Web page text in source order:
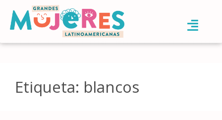
Etiqueta: blancos